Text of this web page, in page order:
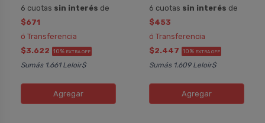
6 cuotas sin interés de
$671
ó Transferencia
$3.622 10% EXTRA OFF
Sumás 1.661 Leloir$
Agregar
6 cuotas sin interés de
$453
ó Transferencia
$2.447 10% EXTRA OFF
Sumás 1.609 Leloir$
Agregar